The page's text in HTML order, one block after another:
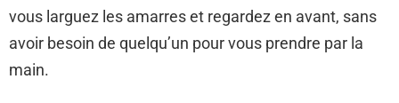
vous larguez les amarres et regardez en avant, sans
avoir besoin de quelqu’un pour vous prendre par la
main.